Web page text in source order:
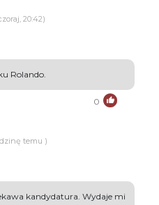
20:42)
Rolando.
0
temu )
kandydatura. Wydaje mi